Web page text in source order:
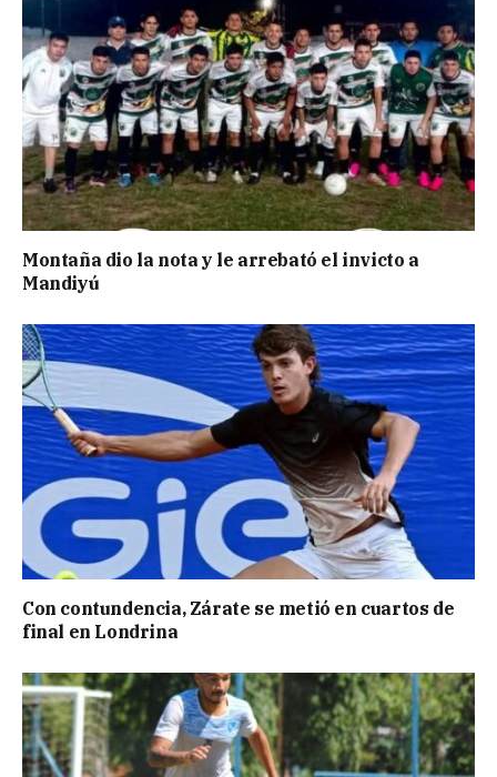
Montaña dio la nota y le arrebató el invicto a
Mandiyú
Con contundencia, Zárate se metió en cuartos de
final en Londrina